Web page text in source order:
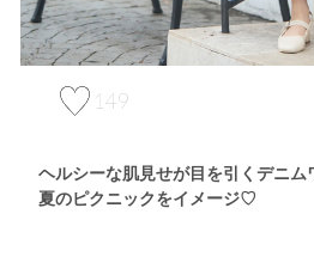
149
ヘルシーな肌見せが目を引くデニム
夏のピクニックをイメージ♡